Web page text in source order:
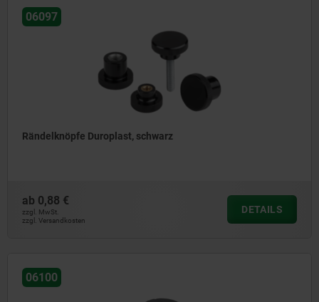
06097
Rändelknöpfe Duroplast, schwarz
ab 0,88 €
zzgl. MwSt.
zzgl. Versandkosten
DETAILS
06100